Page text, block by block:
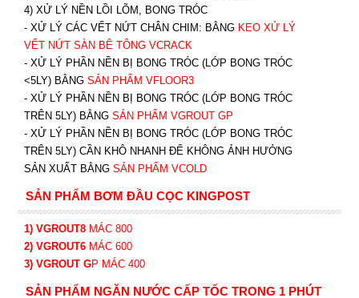
4) XỬ LÝ NỀN LỒI LÕM, BONG TRÓC
- XỬ LÝ CÁC VẾT NỨT CHÂN CHIM: BẰNG KEO XỬ LÝ
VẾT NỨT SÀN BÊ TÔNG VCRACK
- XỬ LÝ PHẦN NỀN BỊ BONG TRÓC (LỚP BONG TRÓC
<5LY) BẰNG SẢN PHẨM VFLOOR3
- XỬ LÝ PHẦN NỀN BỊ BONG TRÓC (LỚP BONG TRÓC
TRÊN 5LY) BẰNG SẢN PHẨM VGROUT GP
- XỬ LÝ PHẦN NỀN BỊ BONG TRÓC (LỚP BONG TRÓC
TRÊN 5LY) CẦN KHÔ NHANH ĐỂ KHÔNG ẢNH HƯỞNG
SẢN XUẤT BẰNG SẢN PHẨM VCOLD
SẢN PHẨM BƠM ĐẦU CỌC KINGPOST
1) VGROUT8 MÁC 800
2) VGROUT6MÁC 600
3) VGROUT GP MÁC 400
SẢN PHẨM NGĂN NƯỚC CẤP TỐC TRONG 1 PHÚT